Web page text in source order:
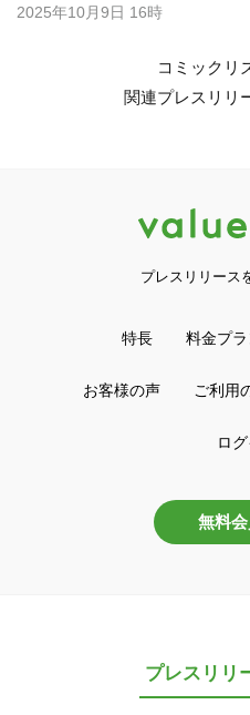
2025年10月9日 16時
コミックリ
関連プレスリリ
プレスリリース
特長 料金プラ
お客様の声 ご利用
ロ
無料
プレスリリ